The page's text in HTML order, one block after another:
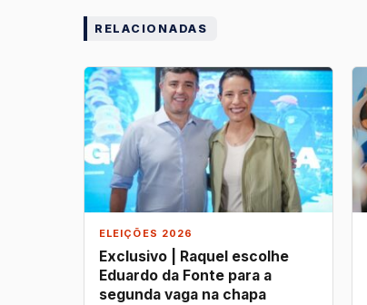
RELACIONADAS
ELEIÇÕES 2026
Exclusivo | Raquel escolhe
Eduardo da Fonte para a
segunda vaga na chapa